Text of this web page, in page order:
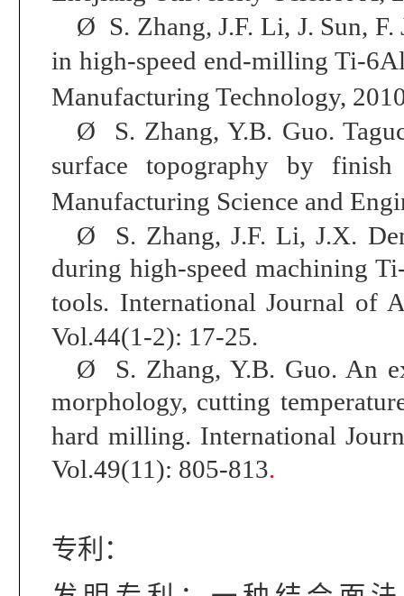
Ø S. Zhang, J.F. Li, J. Sun,
in high-speed end-milling Ti-
Manufacturing Technology,
Ø
S. Zhang, Y.B. Guo.
surface topography by
Manufacturing Science and
Ø
S. Zhang, J.F. Li, J.X.
during high-speed machining
tools. International Journal of
Vol.44(1-2): 17-25.
Ø
S. Zhang, Y.B. Guo. An
morphology, cutting
hard milling. International
Vol.49(11): 805-813.
专利：